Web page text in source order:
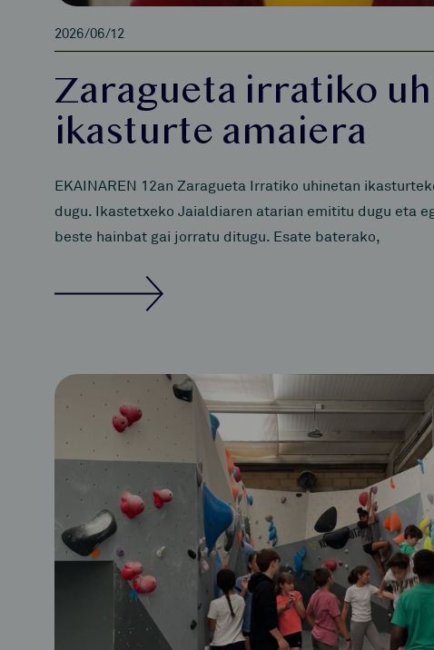
2026/06/12
Zaragueta irratiko
ikasturte amaiera
EKAINAREN 12an Zaragueta Irratiko uhinetan
dugu. Ikastetxeko Jaialdiaren atarian emititu dugu eta
beste hainbat gai jorratu ditugu. Esate baterako,